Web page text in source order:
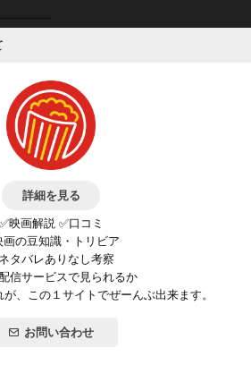
詳細を見る
✅映画解説 ✅口コミ
画の豆知識・トリビア
タバレありなし考察
信サービスで見られるか
、この１サイトでぜーんぶ出来ます。
お問い合わせ